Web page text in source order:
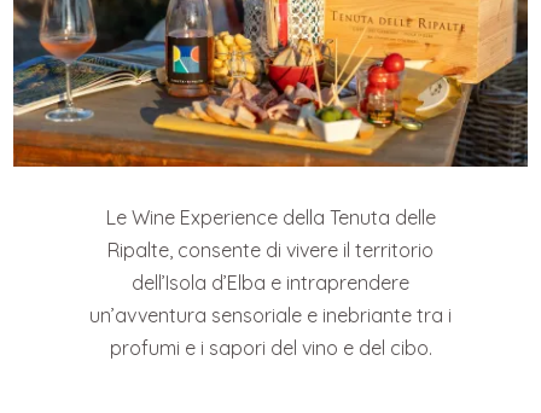
Le Wine Experience della Tenuta delle
Ripalte, consente di vivere il territorio
dell’Isola d’Elba e intraprendere
un’avventura sensoriale e inebriante tra i
profumi e i sapori del vino e del cibo.